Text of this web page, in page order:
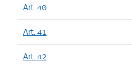
Art. 40
Art. 41
Art. 42